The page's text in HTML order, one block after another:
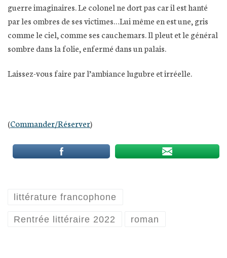
guerre imaginaires. Le colonel ne dort pas car il est hanté
par les ombres de ses victimes…Lui même en est une, gris
comme le ciel, comme ses cauchemars. Il pleut et le général
sombre dans la folie, enfermé dans un palais.
Laissez-vous faire par l’ambiance lugubre et irréelle.
(Commander/Réserver)
littérature francophone
Rentrée littéraire 2022 roman